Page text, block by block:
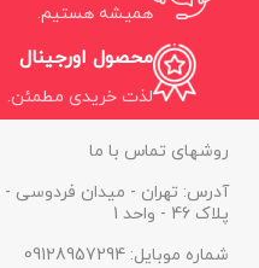
همیشه هستیم.
محصول اورجینال
لذت خریدی مطمئن.
روشهای تماس با ما
آدرس: تهران - میدان فردوسی
پلاک 46 - واحد 1
شماره موبایل: 09128957294